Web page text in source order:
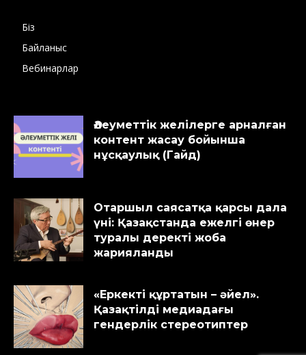
Біз
Байланыс
Вебинарлар
Әлеуметтік желілерге арналған
контент жасау бойынша
нұсқаулық (Гайд)
Отаршыл саясатқа қарсы дала
үні: Қазақстанда ежелгі өнер
туралы деректі жоба
жарияланды
«Еркекті құртатын – әйел».
Қазақтілді медиадағы
гендерлік стереотиптер